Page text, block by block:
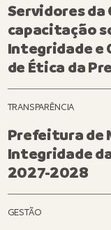
Servidores da
capacitação
Integridade e
de Ética da
TRANSPARÊNCIA
Prefeitura de
Integridade
2027-2028
GESTÃO